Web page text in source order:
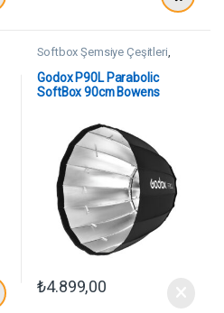
Softbox Şemsiye Çeşitleri
Godox P90L Parabolic
SoftBox 90cm Bowens
₺4.899,00